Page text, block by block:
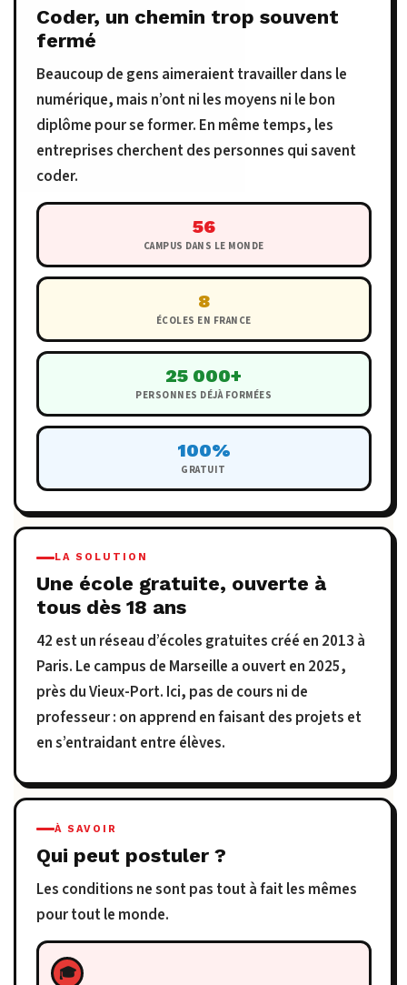
Coder, un chemin trop souvent
fermé
Beaucoup de gens aimeraient travailler dans le
numérique, mais n’ont ni les moyens ni le bon
diplôme pour se former. En même temps, les
entreprises cherchent des personnes qui savent
coder.
56
CAMPUS DANS LE MONDE
8
ÉCOLES EN FRANCE
25 000+
PERSONNES DÉJÀ FORMÉES
100%
GRATUIT
LA SOLUTION
Une école gratuite, ouverte à
tous dès 18 ans
42 est un réseau d’écoles gratuites créé en 2013 à
Paris. Le campus de Marseille a ouvert en 2025,
près du Vieux-Port. Ici, pas de cours ni de
professeur : on apprend en faisant des projets et
en s’entraidant entre élèves.
À SAVOIR
Qui peut postuler ?
Les conditions ne sont pas tout à fait les mêmes
pour tout le monde.
🎓